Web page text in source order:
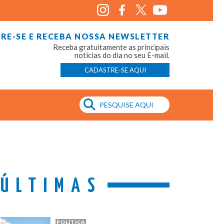
SE E RECEBA NOSSA NEWSLETTER
Receba gratuitamente as principais
notícias do dia no seu E-mail.
CADASTRE-SE AQUI
ÚLTIMAS
POLÍTICA